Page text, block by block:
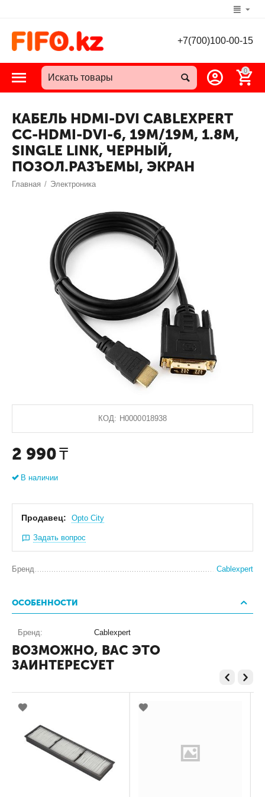
+7(700)100-00-15
0
КАБЕЛЬ HDMI-DVI CABLEXPERT
CC-HDMI-DVI-6, 19M/19M, 1.8М,
SINGLE LINK, ЧЕРНЫЙ,
ПОЗОЛ.РАЗЪЕМЫ, ЭКРАН
Главная / Электроника
КОД: Н0000018938
2 990 ₸
В наличии
Продавец: Оpto City
Задать вопрос
Бренд Cablexpert
ОСОБЕННОСТИ
Бренд: Cablexpert
ВОЗМОЖНО, ВАС ЭТО
ЗАИНТЕРЕСУЕТ